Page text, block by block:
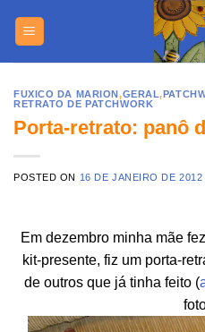
FUXICO DA MARION,GERAL,
RETRATO DE PATCHWORK
Porta-retrato: panô
POSTED ON 16 DE JANEIRO DE 2012
Em dezembro minha mãe
kit-presente, fiz um porta-
de outros que já tinha feito (